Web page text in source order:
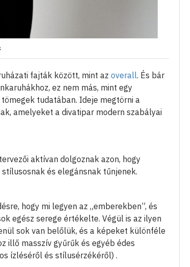
fajták között, mint az overall. És bár
ez nem más, mint egy
tudatában. Ideje megtörni a
amelyeket a divatipar modern szabályai
aktívan dolgoznak azon, hogy
és elegánsnak tűnjenek.
hogy mi legyen az „emberekben”, és
egész serege értékelte. Végül is az ilyen
sok van belőlük, és a képeket különféle
illő masszív gyűrűk és egyéb édes
ízléséről és stílusérzékéről) .